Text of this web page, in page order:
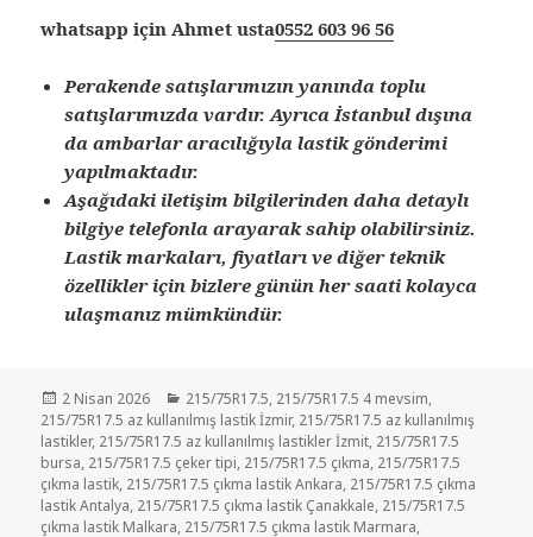
whatsapp için Ahmet usta0552 603 96 56
Perakende satışlarımızın yanında toplu
satışlarımızda vardır. Ayrıca İstanbul dışına
da ambarlar aracılığıyla lastik gönderimi
yapılmaktadır.
Aşağıdaki iletişim bilgilerinden daha detaylı
bilgiye telefonla arayarak sahip olabilirsiniz.
Lastik markaları, fiyatları ve diğer teknik
özellikler için bizlere günün her saati kolayca
ulaşmanız mümkündür.
Yayın
tarihi
2 Nisan 2026 Kategoriler
215/75R17.5, 215/75R17.5 4 mevsim,
215/75R17.5 az kullanılmış lastik İzmir, 215/75R17.5 az kullanılmış
lastikler, 215/75R17.5 az kullanılmış lastikler İzmit, 215/75R17.5
bursa, 215/75R17.5 çeker tipi, 215/75R17.5 çıkma, 215/75R17.5
çıkma lastik, 215/75R17.5 çıkma lastik Ankara, 215/75R17.5 çıkma
lastik Antalya, 215/75R17.5 çıkma lastik Çanakkale, 215/75R17.5
çıkma lastik Malkara, 215/75R17.5 çıkma lastik Marmara,